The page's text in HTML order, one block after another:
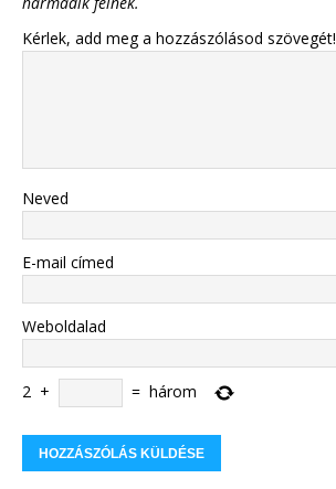
Kérlek, add meg a hozzászólásod szövegét!
Neved
E-mail címed
Weboldalad
2 + = három